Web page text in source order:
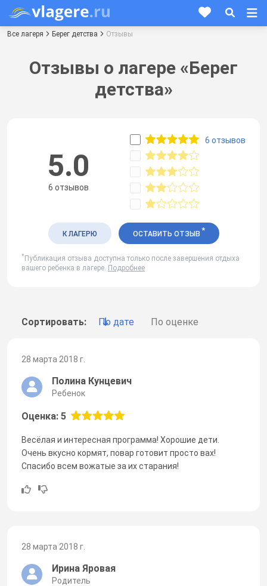
Все лагеря Берег детства Отзывы
Отзывы о лагере «Берег
детства»
Сортировать: По дате По оценке
28 марта 2018 г.
Полина Кунцевич
Ребенок
Оценка: 5
Весёлая и интересная программа! Хорошие дети.
Очень вкусно кормят, повар готовит просто вах!
Спасибо всем вожатые за их старания!
28 марта 2018 г.
Ирина Яровая
Родитель
5.0
6 отзывов
6 отзывов
К ЛАГЕРЮ ОСТАВИТЬ ОТЗЫВ *
* Публикация отзыва доступна только после завершения отдыха
вашего ребенка в лагере. Подробнее